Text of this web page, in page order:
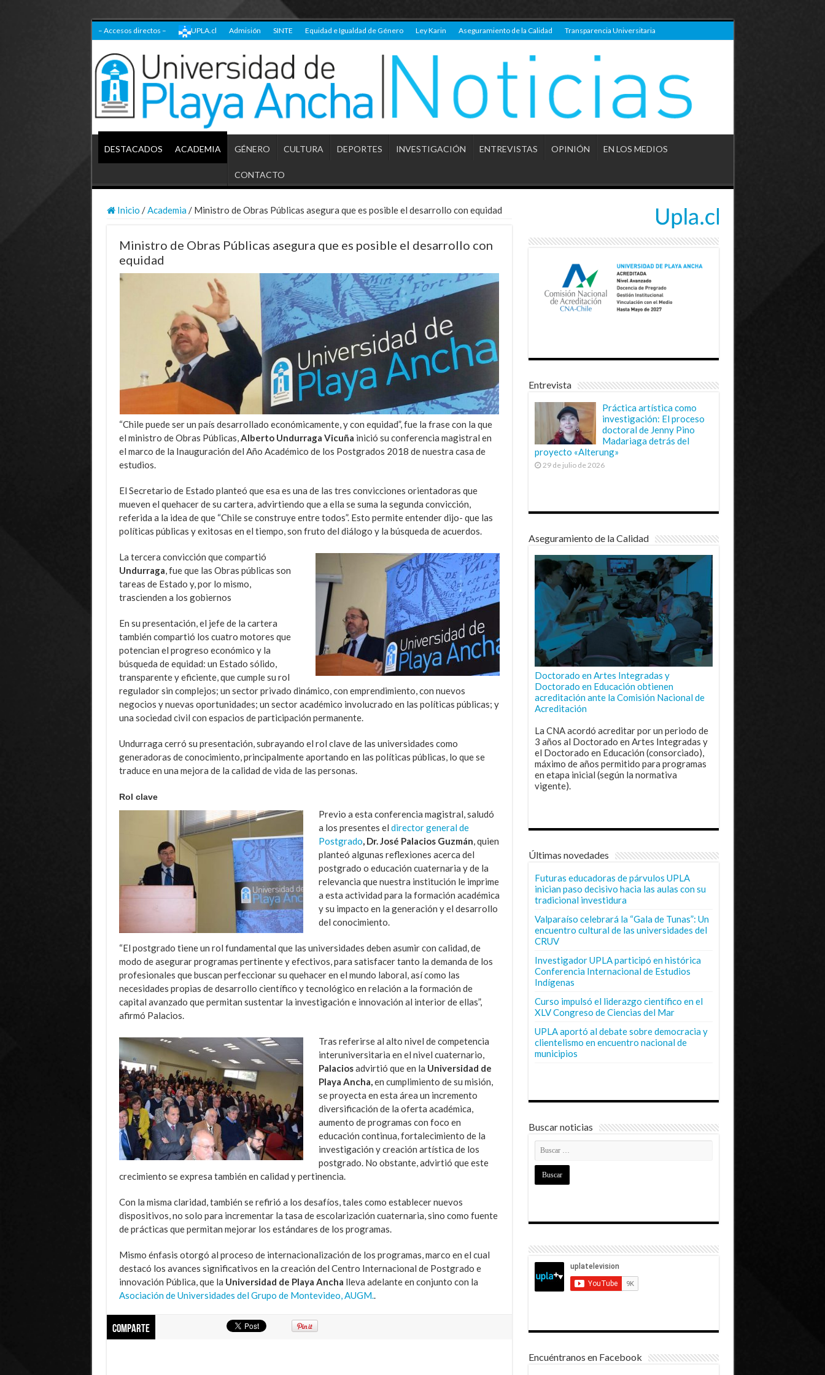
– Accesos directos – UPLA.cl Admisión SINTE Equidad e Igualdad de Género Ley Karin Aseguramiento de la Calidad Transparencia Universitaria
DESTACADOS ACADEMIA GÉNERO CULTURA DEPORTES INVESTIGACIÓN ENTREVISTAS OPINIÓN EN LOS MEDIOS
CONTACTO
Inicio / Academia / Ministro de Obras Públicas asegura que es posible el desarrollo con equidad
Ministro de Obras Públicas asegura que es posible el desarrollo con
equidad
“Chile puede ser un país desarrollado económicamente, y con equidad”, fue la frase con la que
el ministro de Obras Públicas,Alberto Undurraga Vicuña inició su conferencia magistral en
el marco de la Inauguración del Año Académico de los Postgrados 2018 de nuestra casa de
estudios.
El Secretario de Estado planteó que esa es una de las tres convicciones orientadoras que
mueven el quehacer de su cartera, advirtiendo que a ella se suma la segunda convicción,
referida a la idea de que “Chile se construye entre todos”. Esto permite entender dijo- que las
políticas públicas y exitosas en el tiempo, son fruto del diálogo y la búsqueda de acuerdos.
La tercera convicción que compartió
Undurraga, fue que las Obras públicas son
tareas de Estado y, por lo mismo,
trascienden a los gobiernos
En su presentación, el jefe de la cartera
también compartió los cuatro motores que
potencian el progreso económico y la
búsqueda de equidad: un Estado sólido,
transparente y eficiente, que cumple su rol
regulador sin complejos; un sector privado dinámico, con emprendimiento, con nuevos
negocios y nuevas oportunidades; un sector académico involucrado en las políticas públicas; y
una sociedad civil con espacios de participación permanente.
Undurraga cerró su presentación, subrayando el rol clave de las universidades como
generadoras de conocimiento, principalmente aportando en las políticas públicas, lo que se
traduce en una mejora de la calidad de vida de las personas.
Rol clave
Previo a esta conferencia magistral, saludó
a los presentes el director general de
Postgrado, Dr. José Palacios Guzmán, quien
planteó algunas reflexiones acerca del
postgrado o educación cuaternaria y de la
relevancia que nuestra institución le imprime
a esta actividad para la formación académica
y su impacto en la generación y el desarrollo
del conocimiento.
“El postgrado tiene un rol fundamental que las universidades deben asumir con calidad, de
modo de asegurar programas pertinente y efectivos, para satisfacer tanto la demanda de los
profesionales que buscan perfeccionar su quehacer en el mundo laboral, así como las
necesidades propias de desarrollo científico y tecnológico en relación a la formación de
capital avanzado que permitan sustentar la investigación e innovación al interior de ellas”,
afirmó Palacios.
Tras referirse al alto nivel de competencia
interuniversitaria en el nivel cuaternario,
Palaciosadvirtió que en la Universidad de
Playa Ancha,en cumplimiento de su misión,
se proyecta en esta área un incremento
diversificación de la oferta académica,
aumento de programas con foco en
educación continua, fortalecimiento de la
investigación y creación artística de los
postgrado. No obstante, advirtió que este
crecimiento se expresa también en calidad y pertinencia.
Con la misma claridad, también se refirió a los desafíos, tales como establecer nuevos
dispositivos, no solo para incrementar la tasa de escolarización cuaternaria, sino como fuente
de prácticas que permitan mejorar los estándares de los programas.
Mismo énfasis otorgó al proceso de internacionalización de los programas, marco en el cual
destacó los avances significativos en la creación del Centro Internacional de Postgrado e
innovación Pública, que la Universidad de Playa Ancha lleva adelante en conjunto con la
Asociación de Universidades del Grupo de Montevideo, AUGM..
Comparte
Entrevista
Práctica artística como
investigación: El proceso
doctoral de Jenny Pino
Madariaga detrás del
proyecto «Alterung»
29 de julio de 2026
Aseguramiento de la Calidad
Doctorado en Artes Integradas y
Doctorado en Educación obtienen
acreditación ante la Comisión Nacional de
Acreditación
La CNA acordó acreditar por un periodo de
3 años al Doctorado en Artes Integradas y
el Doctorado en Educación (consorciado),
máximo de años permitido para programas
en etapa inicial (según la normativa
vigente).
Últimas novedades
Futuras educadoras de párvulos UPLA
inician paso decisivo hacia las aulas con su
tradicional investidura
Valparaíso celebrará la “Gala de Tunas”: Un
encuentro cultural de las universidades del
CRUV
Investigador UPLA participó en histórica
Conferencia Internacional de Estudios
Indígenas
Curso impulsó el liderazgo científico en el
XLV Congreso de Ciencias del Mar
UPLA aportó al debate sobre democracia y
clientelismo en encuentro nacional de
municipios
Buscar noticias
Encuéntranos en Facebook